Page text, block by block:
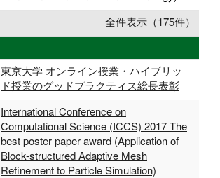
全件表示（175件）
東京大学 オンライン授業・ハイブリッ
ド授業のグッドプラクティス総長表彰
International Conference on
Computational Science (ICCS) 2017 The
best poster paper award (Application of
Block-structured Adaptive Mesh
Refinement to Particle Simulation)